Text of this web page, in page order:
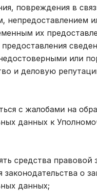
повреждения в
непредоставлением
их
или
и деловую
с жалобами на
данных к
средства правовой
законодательства о
данных;